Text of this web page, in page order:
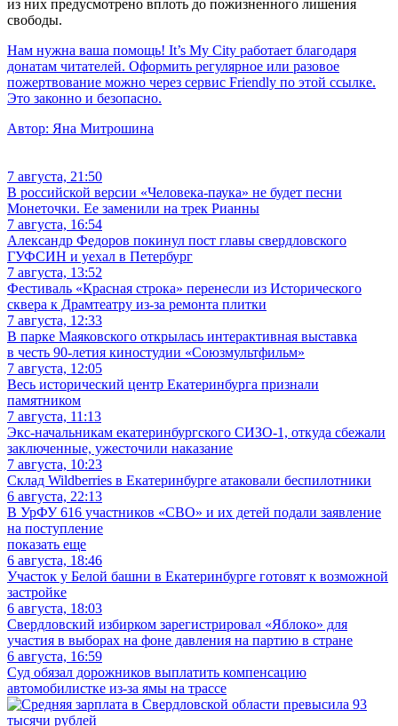
из них предусмотрено вплоть до пожизненного лишения
свободы.
Нам нужна ваша помощь! It’s My City работает благодаря
донатам читателей. Оформить регулярное или разовое
пожертвование можно через сервис Friendly по этой ссылке.
Это законно и безопасно.
Автор: Яна Митрошина
7 августа, 21:50
В российской версии «Человека-паука» не будет песни
Монеточки. Ее заменили на трек Рианны
7 августа, 16:54
Александр Федоров покинул пост главы свердловского
ГУФСИН и уехал в Петербург
7 августа, 13:52
Фестиваль «Красная строка» перенесли из Исторического
сквера к Драмтеатру из-за ремонта плитки
7 августа, 12:33
В парке Маяковского открылась интерактивная выставка
в честь 90-летия киностудии «Союзмультфильм»
7 августа, 12:05
Весь исторический центр Екатеринбурга признали
памятником
7 августа, 11:13
Экс-начальникам екатеринбургского СИЗО-1, откуда сбежали
заключенные, ужесточили наказание
7 августа, 10:23
Склад Wildberries в Екатеринбурге атаковали беспилотники
6 августа, 22:13
В УрФУ 616 участников «СВО» и их детей подали заявление
на поступление
показать еще
6 августа, 18:46
Участок у Белой башни в Екатеринбурге готовят к возможной
застройке
6 августа, 18:03
Свердловский избирком зарегистрировал «Яблоко» для
участия в выборах на фоне давления на партию в стране
6 августа, 16:59
Суд обязал дорожников выплатить компенсацию
автомобилистке из-за ямы на трассе